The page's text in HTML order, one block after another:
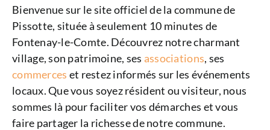
Bienvenue sur le site officiel de la commune de
Pissotte, située à seulement 10 minutes de
Fontenay-le-Comte. Découvrez notre charmant
village, son patrimoine, ses associations, ses
commerces et restez informés sur les événements
locaux. Que vous soyez résident ou visiteur, nous
sommes là pour faciliter vos démarches et vous
faire partager la richesse de notre commune.